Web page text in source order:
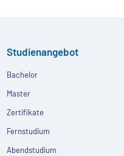
Studienangebot
Bachelor
Master
Zertifikate
Fernstudium
Abendstudium